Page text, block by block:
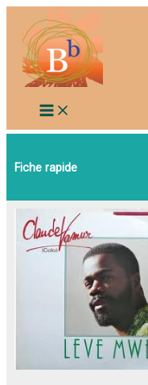
contenu
Fiche rapide